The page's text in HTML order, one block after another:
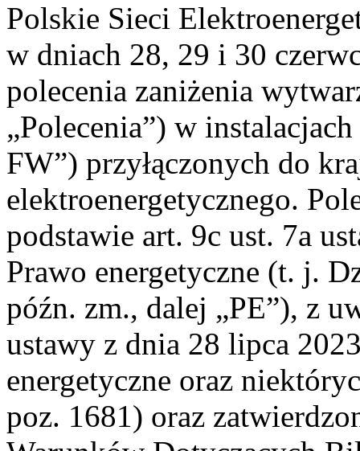
Polskie Sieci
w dniach 28, 29 i 30
polecenia zaniżenia
„Polecenia”) w
FW”) przyłączonych do
elektroenergetycznego.
podstawie art. 9c ust. 7a
Prawo energetyczne (t. j.
późn. zm., dalej „PE”), z
ustawy z dnia 28 lipca
energetyczne oraz
poz. 1681) oraz